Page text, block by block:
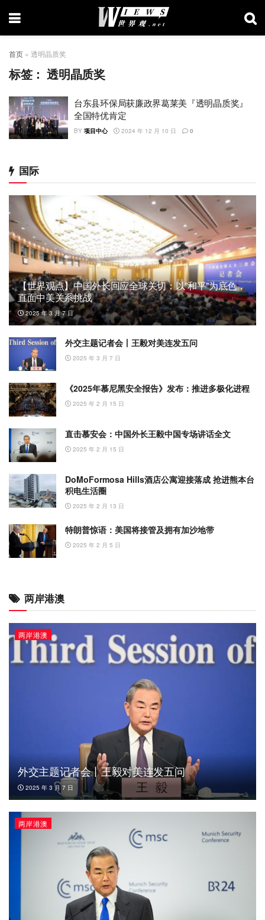
首页 » 透明晶质奖
标签：透明晶质奖
台东县环保局获廉政界葛莱美『透明晶质奖』
全国特优肯定
BY 项目中心 2024 年 12 月 10 日 0
国际
【世界观点】中国外长回应全球关切：以”和平”为底色，
直面中美关系挑战
2025 年 3 月 7 日
外交主题记者会丨王毅对美连发五问
2025 年 3 月 7 日
《2025年慕尼黑安全报告》发布：推进多极化进程
2025 年 2 月 15 日
直击慕安会：中国外长王毅中国专场讲话全文
2025 年 2 月 15 日
DoMoFormosa Hills酒店公寓迎接落成 抢进熊本台
积电生活圈
2025 年 2 月 13 日
特朗普惊语：美国将接管及拥有加沙地带
2025 年 2 月 5 日
两岸港澳
两岸港澳
外交主题记者会丨王毅对美连发五问
2025 年 3 月 7 日
两岸港澳